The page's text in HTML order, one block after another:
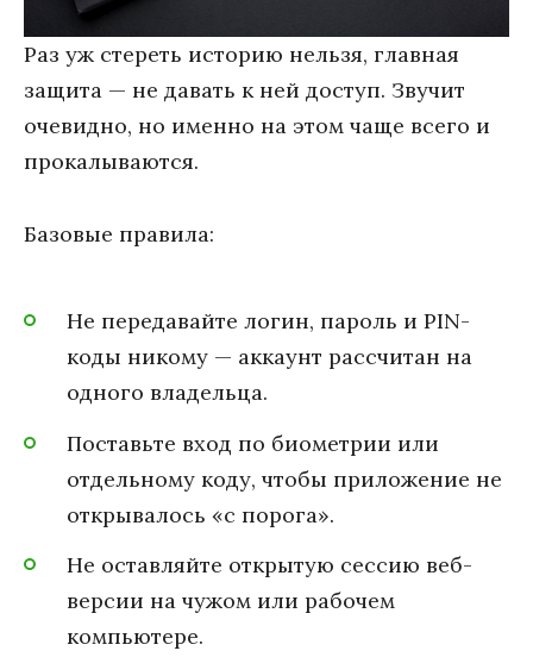
Раз уж стереть историю нельзя, главная
защита — не давать к ней доступ. Звучит
очевидно, но именно на этом чаще всего и
прокалываются.
Базовые правила:
Не передавайте логин, пароль и PIN-
коды никому — аккаунт рассчитан на
одного владельца.
Поставьте вход по биометрии или
отдельному коду, чтобы приложение не
открывалось «с порога».
Не оставляйте открытую сессию веб-
версии на чужом или рабочем
компьютере.